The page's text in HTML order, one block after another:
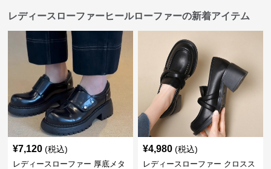
レディースローファーヒールローファーの新着アイテム
¥7,120 (税込)
レディースローファー 厚底メタ
¥4,980 (税込)
レディースローファー クロスス